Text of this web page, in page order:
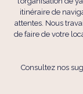
itinéraire de
attentes. Nous
de faire de votre
Consultez nos